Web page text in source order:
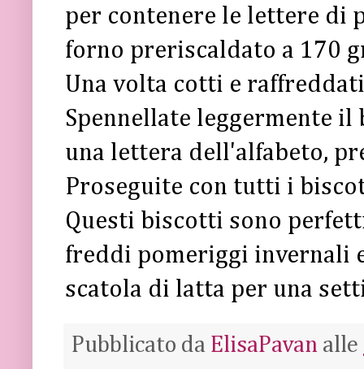
per contenere le lettere di
forno preriscaldato a 170
Una volta cotti e
Spennellate leggermente
una lettera dell'alfabeto,
Proseguite con tutti i
Questi biscotti sono
freddi pomeriggi invernali
scatola di latta per una
Pubblicato da ElisaPavan alle